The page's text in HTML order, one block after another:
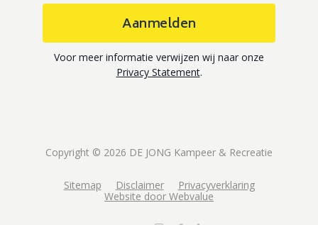
Aanmelden
Voor meer informatie verwijzen wij naar onze
Privacy Statement.
Copyright © 2026 DE JONG Kampeer & Recreatie
Sitemap Disclaimer
Privacyverklaring
Website door Webvalue